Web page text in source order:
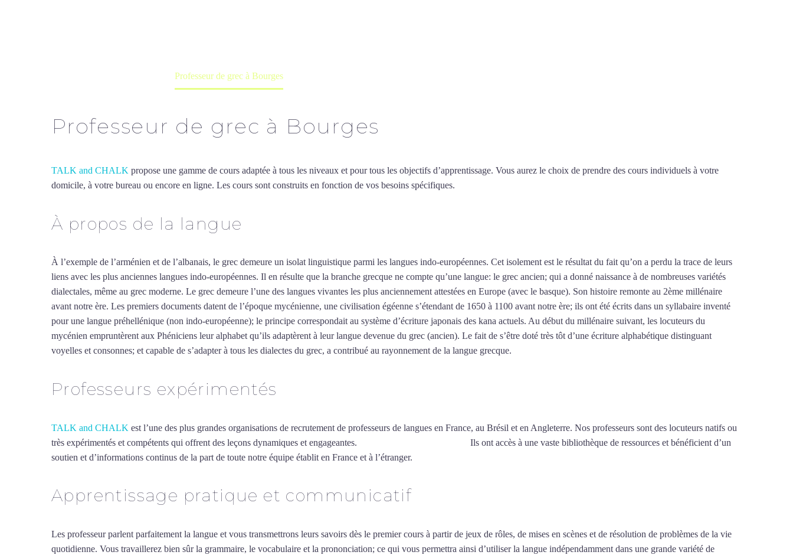
Professeur de grec à Bourges
Professeur de grec à Bourges
TALK and CHALK propose une gamme de cours adaptée à tous les niveaux et pour tous les objectifs d’apprentissage. Vous aurez le choix de prendre des cours individuels à votre
domicile, à votre bureau ou encore en ligne. Les cours sont construits en fonction de vos besoins spécifiques.
À propos de la langue
À l’exemple de l’arménien et de l’albanais, le grec demeure un isolat linguistique parmi les langues indo-européennes. Cet isolement est le résultat du fait qu’on a perdu la trace de leurs
liens avec les plus anciennes langues indo-européennes. Il en résulte que la branche grecque ne compte qu’une langue: le grec ancien; qui a donné naissance à de nombreuses variétés
dialectales, même au grec moderne. Le grec demeure l’une des langues vivantes les plus anciennement attestées en Europe (avec le basque). Son histoire remonte au 2ème millénaire
avant notre ère. Les premiers documents datent de l’époque mycénienne, une civilisation égéenne s’étendant de 1650 à 1100 avant notre ère; ils ont été écrits dans un syllabaire inventé
pour une langue préhellénique (non indo-européenne); le principe correspondait au système d’écriture japonais des kana actuels. Au début du millénaire suivant, les locuteurs du
mycénien empruntèrent aux Phéniciens leur alphabet qu’ils adaptèrent à leur langue devenue du grec (ancien). Le fait de s’être doté très tôt d’une écriture alphabétique distinguant
voyelles et consonnes; et capable de s’adapter à tous les dialectes du grec, a contribué au rayonnement de la langue grecque.
Professeurs expérimentés
TALK and CHALK est l’une des plus grandes organisations de recrutement de professeurs de langues en France, au Brésil et en Angleterre. Nos professeurs sont des locuteurs natifs ou
très expérimentés et compétents qui offrent des leçons dynamiques et engageantes.
Ils ont accès à une vaste bibliothèque de ressources et bénéficient d’un
soutien et d’informations continus de la part de toute notre équipe établit en France et à l’étranger.
Apprentissage pratique et communicatif
Les professeur parlent parfaitement la langue et vous transmettrons leurs savoirs dès le premier cours à partir de jeux de rôles, de mises en scènes et de résolution de problèmes de la vie
quotidienne. Vous travaillerez bien sûr la grammaire, le vocabulaire et la prononciation; ce qui vous permettra ainsi d’utiliser la langue indépendamment dans une grande variété de